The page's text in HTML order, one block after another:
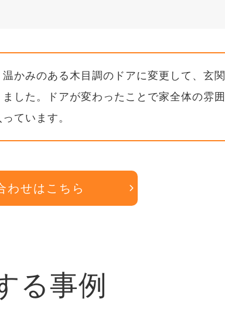
かみのある木目調のドアに変更して、玄関
した。ドアが変わったことで家全体の雰囲
ています。
わせはこちら
る事例